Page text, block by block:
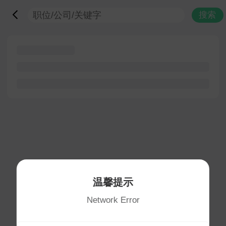
搜索
温馨提示
Network Error